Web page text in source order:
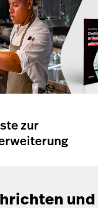
zur
und